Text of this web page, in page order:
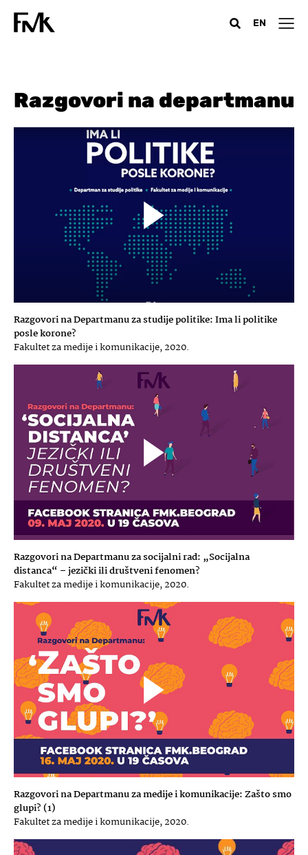
EN
Razgovori na departmanu
Razgovori na Departmanu za studije politike: Ima li politike
posle korone?
Fakultet za medije i komunikacije, 2020.
Razgovori na Departmanu za socijalni rad: „Socijalna
distanca“ – jezički ili društveni fenomen?
Fakultet za medije i komunikacije, 2020.
Razgovori na Departmanu za medije i komunikacije: Zašto smo
glupi? (1)
Fakultet za medije i komunikacije, 2020.